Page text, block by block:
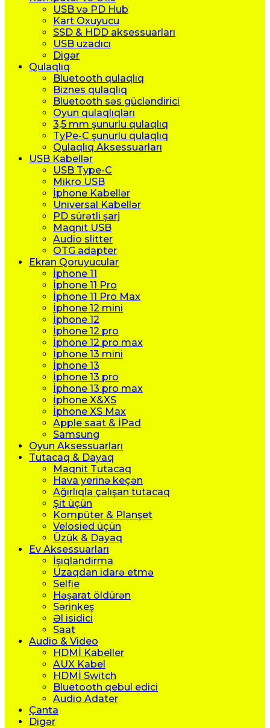
USB və PD Hub
Kart Oxuyucu
SSD & HDD aksessuarları
USB uzadıcı
Digər
Qulaqlıq
Bluetooth qulaqlıq
Biznes qulaqlıq
Bluetooth səs gücləndirici
Oyun qulaqlıqları
3,5 mm şunurlu qulaqlıq
TyPe-C şunurlu qulaqlıq
Qulaqlıq Aksessuarları
USB Kabellər
USB Type-C
Mikro USB
İphone Kabellər
Universal Kabellər
PD sürətli şarj
Maqnit USB
Audio slitter
OTG adapter
Ekran Qoruyucular
İphone 11
İphone 11 Pro
İphone 11 Pro Max
İphone 12 mini
İphone 12
İphone 12 pro
İphone 12 pro max
İphone 13 mini
İphone 13
İphone 13 pro
İphone 13 pro max
İphone X&XS
İphone XS Max
Apple saat & İPad
Samsung
Oyun Aksessuarları
Tutacaq & Dayaq
Maqnit Tutacaq
Hava yerinə keçən
Ağırlıqla çalışan tutacaq
Şit üçün
Kompüter & Planşet
Velosied üçün
Üzük & Dayaq
Ev Aksessuarları
İşıqlandirma
Uzaqdan idarə etmə
Selfie
Həşarat öldürən
Sərinkeş
Əl isidici
Saat
Audio & Video
HDMİ Kabeller
AUX Kabel
HDMİ Switch
Bluetooth qebul edici
Audio Adater
Çanta
Digər